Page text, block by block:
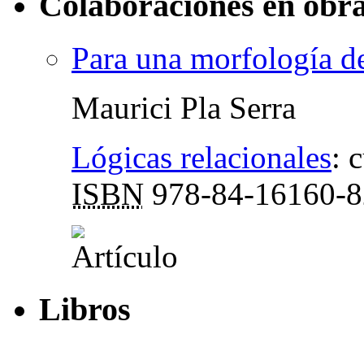
Para una morfología
Maurici Pla Serra
Lógicas relacionales:
ISBN 978-84-16160-
Libros